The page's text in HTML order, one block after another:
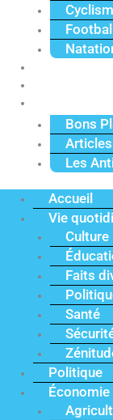
Football
Bons
Les
Accueil
Vie
Culture
Faits
Santé
Politique
Économie